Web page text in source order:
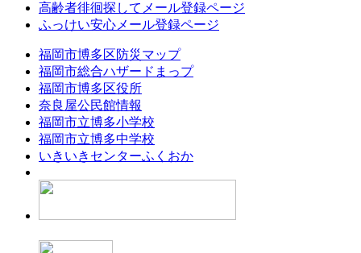
高齢者徘徊探してメール登録ページ
ふっけい安心メール登録ページ
福岡市博多区防災マップ
福岡市総合ハザードまっプ
福岡市博多区役所
奈良屋公民館情報
福岡市立博多小学校
福岡市立博多中学校
いきいきセンターふくおか